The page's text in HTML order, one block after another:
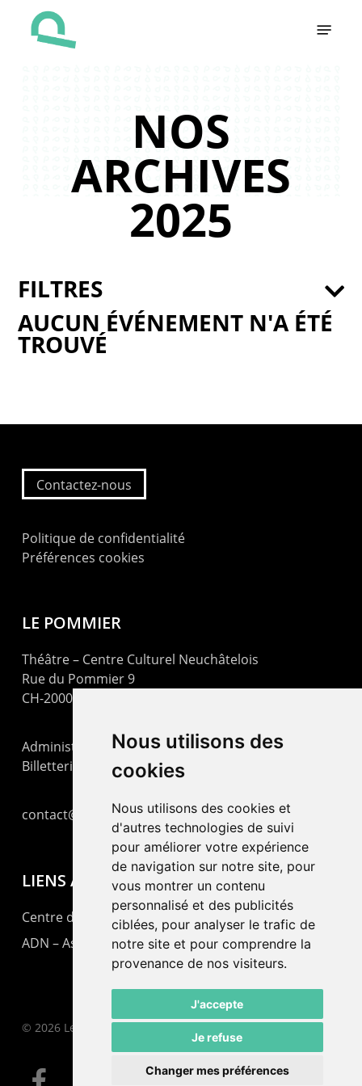
Nous utilisons des
cookies
Nous utilisons des cookies et
d'autres technologies de suivi
pour améliorer votre expérience
de navigation sur notre site, pour
vous montrer un contenu
personnalisé et des publicités
ciblées, pour analyser le trafic de
notre site et pour comprendre la
provenance de nos visiteurs.
J'accepte
Je refuse
Changer mes préférences
NOS
ARCHIVES
2025
AUCUN ÉVÉNEMENT N'A ÉTÉ
TROUVÉ
FILTRES
Contactez-nous
Politique de confidentialité
Préférences cookies
LE POMMIER
Théâtre – Centre Culturel Neuchâtelois
Rue du Pommier 9
CH-2000 Neuchâtel
Administration : +41 32 725 03 03
Billetterie : +41 32 725 05 05
contact@lepommier.ch
LIENS AMIS
Centre de culture ABC
ADN – Association Danse Neuchâtel
© 2026 Le Pommier.
facebook email